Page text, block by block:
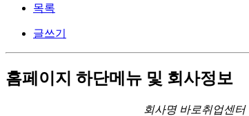
목록
글쓰기
홈페이지 하단메뉴 및 회사정보
회사명바로취업센터